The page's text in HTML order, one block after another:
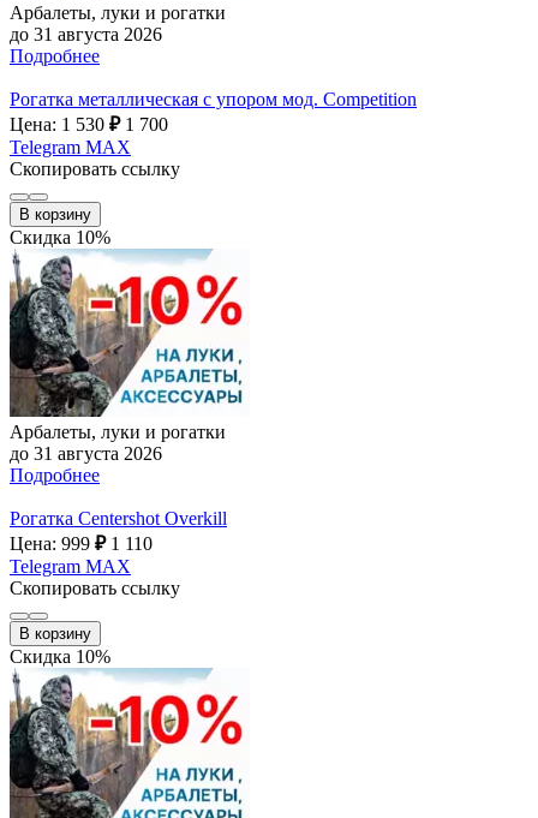
Арбалеты, луки и рогатки
до 31 августа 2026
Подробнее
Рогатка металлическая с упором мод. Competition
Цена: 1 530 ₽ 1 700
Telegram MAX
Скопировать ссылку
В корзину
Скидка 10%
Арбалеты, луки и рогатки
до 31 августа 2026
Подробнее
Рогатка Centershot Overkill
Цена: 999 ₽ 1 110
Telegram MAX
Скопировать ссылку
В корзину
Скидка 10%